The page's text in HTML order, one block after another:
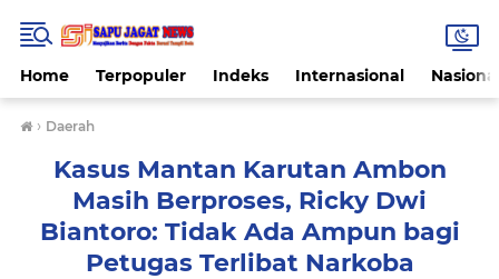
Home Terpopuler Indeks Internasional
› Daerah
Kasus Mantan Karutan Ambon
Masih Berproses, Ricky Dwi
Biantoro: Tidak Ada Ampun bagi
Petugas Terlibat Narkoba